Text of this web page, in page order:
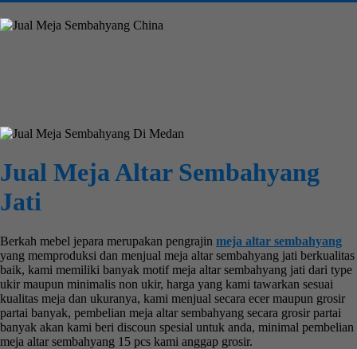
Jual Meja Altar Sembahyang
Jati
Berkah mebel jepara merupakan pengrajin meja altar sembahyang
yang memproduksi dan menjual meja altar sembahyang jati berkualitas
baik, kami memiliki banyak motif meja altar sembahyang jati dari type
ukir maupun minimalis non ukir, harga yang kami tawarkan sesuai
kualitas meja dan ukuranya, kami menjual secara ecer maupun grosir
partai banyak, pembelian meja altar sembahyang secara grosir partai
banyak akan kami beri discoun spesial untuk anda, minimal pembelian
meja altar sembahyang 15 pcs kami anggap grosir.